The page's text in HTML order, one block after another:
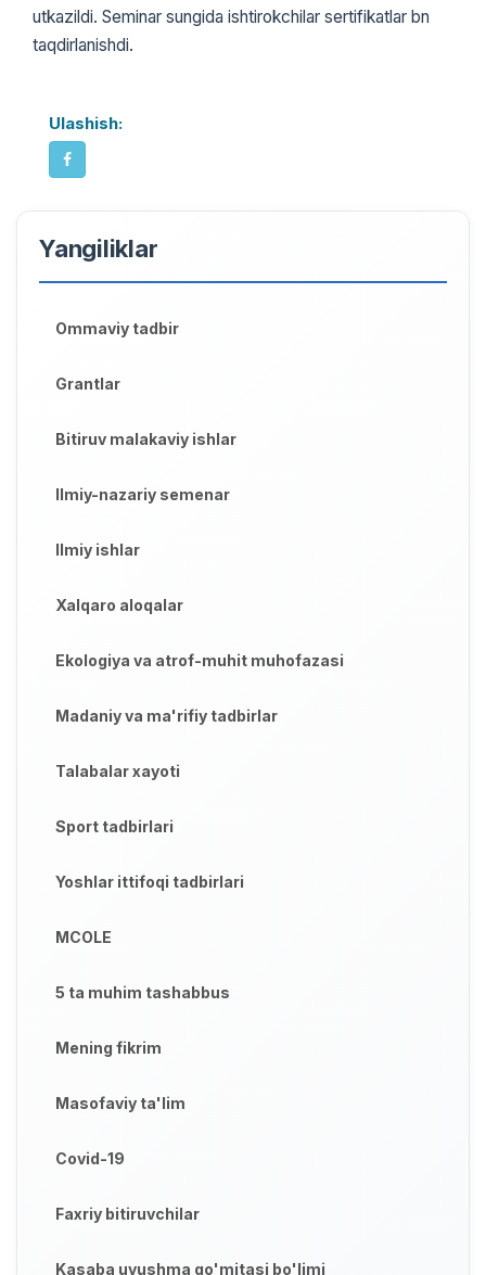
utkazildi. Seminar sungida ishtirokchilar sertifikatlar bn
taqdirlanishdi.
Ulashish:
Yangiliklar
Ommaviy tadbir
Grantlar
Bitiruv malakaviy ishlar
Ilmiy-nazariy semenar
Ilmiy ishlar
Xalqaro aloqalar
Ekologiya va atrof-muhit muhofazasi
Madaniy va ma'rifiy tadbirlar
Talabalar xayoti
Sport tadbirlari
Yoshlar ittifoqi tadbirlari
MCOLE
5 ta muhim tashabbus
Mening fikrim
Masofaviy ta'lim
Covid-19
Faxriy bitiruvchilar
Kasaba uyushma qo'mitasi bo'limi